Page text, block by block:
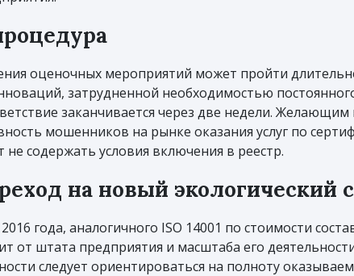
оценочных мероприятий может пройти
затрудненной необходимостью
заканчивается через две недели.
мошенников на рынке оказания услуг по
содержать условия включения в реестр.
на новый экологический
года, аналогичного ISO 14001 по стоимости
от штата предприятия и масштаба его
следует ориентироваться на полноту